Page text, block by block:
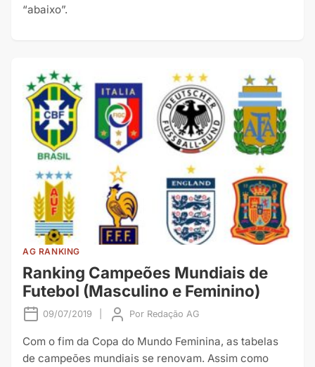
“abaixo”.
AG RANKING
Ranking Campeões Mundiais de
Futebol (Masculino e Feminino)
09/07/2019 Por Redação AG
Com o fim da Copa do Mundo Feminina, as tabelas
de campeões mundiais se renovam. Assim como